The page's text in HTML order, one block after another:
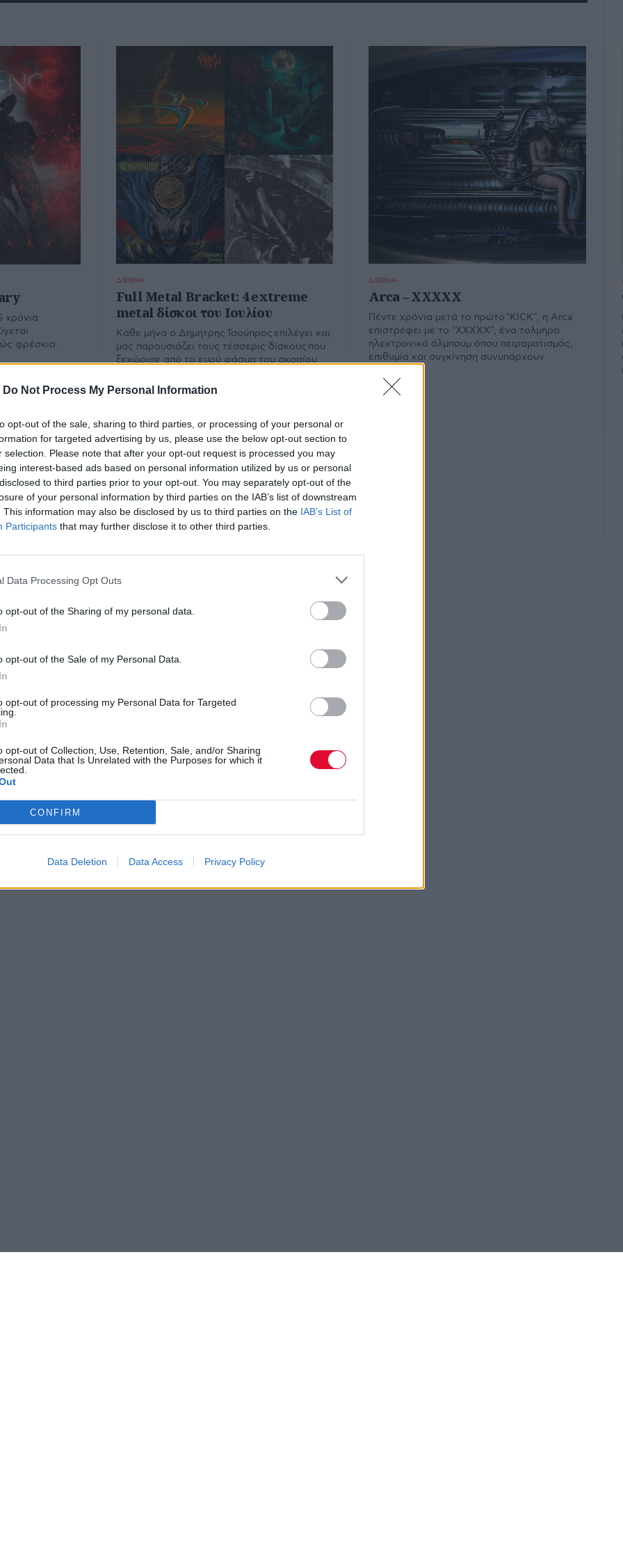
Do Not Process My Personal Information
opt-out of the sale, sharing to third parties, or processing of your personal or
for targeted advertising by us, please use the below opt-out section to
selection. Please note that after your opt-out request is processed you may
interest-based ads based on personal information utilized by us or personal
to third parties prior to your opt-out. You may separately opt-out of the
of your personal information by third parties on the IAB’s list of downstream
This information may also be disclosed by us to third parties on the IAB’s List of
Participants that may further disclose it to other third parties.
Data Processing Opt Outs
opt-out of the Sharing of my personal data.
opt-out of the Sale of my Personal Data.
opt-out of processing my Personal Data for Targeted
opt-out of Collection, Use, Retention, Sale, and/or Sharing
Data that Is Unrelated with the Purposes for which it
CONFIRM
Data Deletion Data Access Privacy Policy
χρόνια
φρέσκια.
ΔΙΕΘΝΗ
Full Metal Bracket: 4 extreme
metal δίσκοι του Ιουλίου
Κάθε μήνα ο Δημήτρης Τσούπρος επιλέγει και
μας παρουσιάζει τους τέσσερις δίσκους που
ξεχώρισε από το ευρύ φάσμα του ακραίου
ΔΙΕΘΝΗ
Arca – XXXXX
Πέντε χρόνια μετά το πρώτο "KICK", η Arca
επιστρέφει με το "XXXXX", ένα τολμηρό
ηλεκτρονικό άλμπουμ όπου πειραματισμός,
επιθυμία και συγκίνηση συνυπάρχουν
Ασκητόπουλος
Εμφάνιση #
κώδικες, πειραματισμοί και
synth-pop ρεφρέν